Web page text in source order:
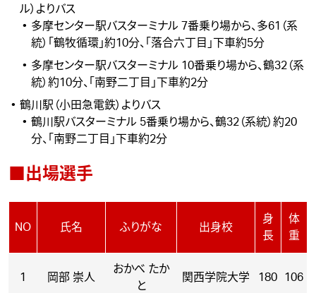
ル）よりバス
多摩センター駅バスターミナル 7番乗り場から、多61（系
統）「鶴牧循環」約10分、「落合六丁目」下車約5分
多摩センター駅バスターミナル 10番乗り場から、鶴32（系
統）約10分、「南野二丁目」下車約2分
鶴川駅（小田急電鉄）よりバス
鶴川駅バスターミナル 5番乗り場から、鶴32（系統）約20
分、「南野二丁目」下車約2分
■出場選手
NO 氏名 ふりがな 出身校
身
長
体
重
1 岡部 崇人
おかべ たか
と
関西学院大学 180 106